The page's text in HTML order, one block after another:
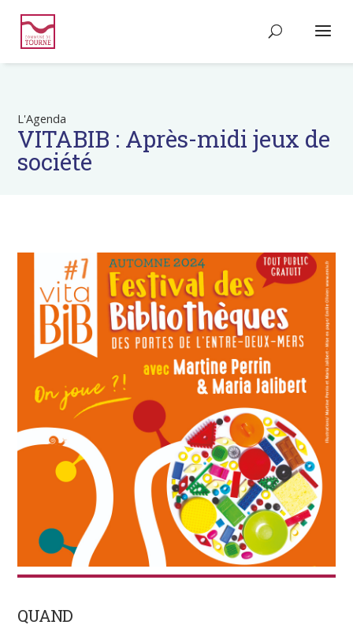
L'Agenda
VITABIB : Après-midi jeux de
société
QUAND